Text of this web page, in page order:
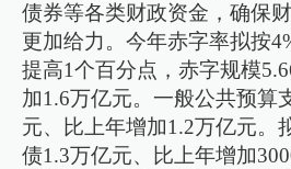
债券等各类财政资金，确保
更加给力。今年赤字率拟按
提高1个百分点，赤字规模
加1.6万亿元。一般公共预算
元、比上年增加1.2万亿元。
债1.3万亿元、比上年增加